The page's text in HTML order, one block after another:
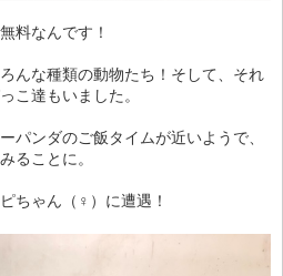
料なんです！
んな種類の動物たち！そして、それ
こ達もいました。
パンダのご飯タイムが近いようで、
ることに。
ちゃん（♀）に遭遇！